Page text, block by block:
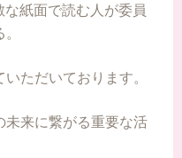
紙面で読む人が委員
ただいております。
未来に繋がる重要な活